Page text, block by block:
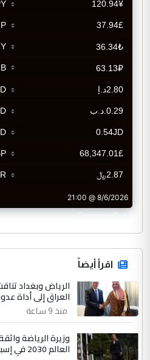
CurrencyRate
اقرأ أيضاً
الرياض وبغداد
العراق إلى أداة
منذ 9 ساعة
وزيرة الرياضة
العالم 2030 في إسبانيا